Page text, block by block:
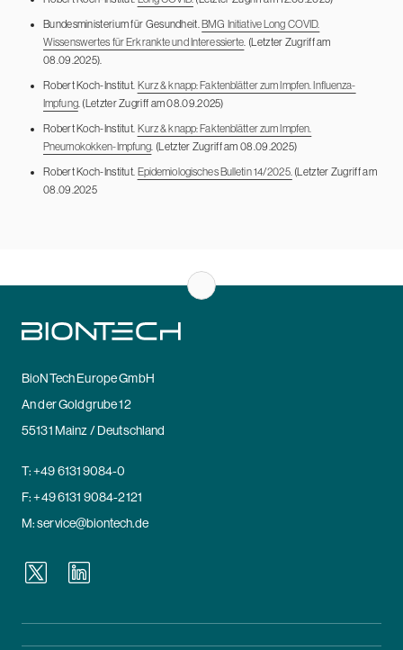
Bundesministerium für Gesundheit. BMG Initiative Long COVID.
Wissenswertes für Erkrankte und Interessierte. (Letzter Zugriff am
08.09.2025).
Robert Koch-Institut. Kurz & knapp: Faktenblätter zum Impfen. Influenza-
Impfung. (Letzter Zugriff am 08.09.2025)
Robert Koch-Institut. Kurz & knapp: Faktenblätter zum Impfen.
Pneumokokken-Impfung. (Letzter Zugriff am 08.09.2025)
Robert Koch-Institut. Epidemiologisches Bulletin 14/2025.(Letzter Zugriff am
08.09.2025
BioNTech Europe GmbH
An der Goldgrube 12
55131 Mainz / Deutschland
T:+49 6131 9084-0
F: +49 6131 9084-2121
M:service@biontech.de